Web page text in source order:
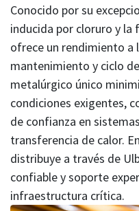
Conocido por su
inducida por cloruro y la
ofrece un rendimiento a
mantenimiento y ciclo
metalúrgico único
condiciones exigentes,
de confianza en
transferencia de calor.
distribuye a través de
confiable y soporte
infraestructura crítica.